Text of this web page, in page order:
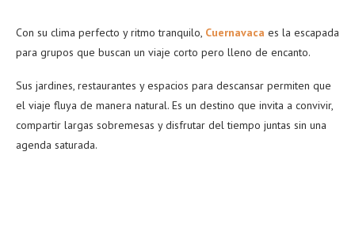
Con su clima perfecto y ritmo tranquilo, Cuernavaca es la escapada
para grupos que buscan un viaje corto pero lleno de encanto.
Sus jardines, restaurantes y espacios para descansar permiten que
el viaje fluya de manera natural. Es un destino que invita a convivir,
compartir largas sobremesas y disfrutar del tiempo juntas sin una
agenda saturada.